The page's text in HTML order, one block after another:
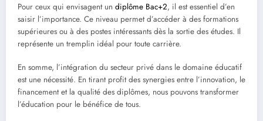
Pour ceux qui envisagent un diplôme Bac+2, il est essentiel d’en
saisir l’importance. Ce niveau permet d’accéder à des formations
supérieures ou à des postes intéressants dès la sortie des études. Il
représente un tremplin idéal pour toute carrière.
En somme, l’intégration du secteur privé dans le domaine éducatif
est une nécessité. En tirant profit des synergies entre l’innovation, le
financement et la qualité des diplômes, nous pouvons transformer
l’éducation pour le bénéfice de tous.